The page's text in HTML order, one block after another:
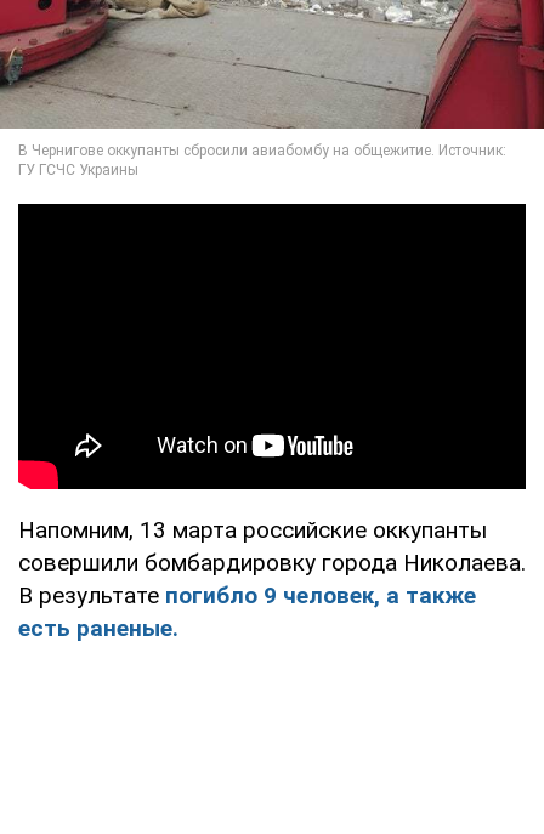
Напомним, 13 марта российские оккупанты
совершили бомбардировку города Николаева.
В результате погибло 9 человек, а также
есть раненые.